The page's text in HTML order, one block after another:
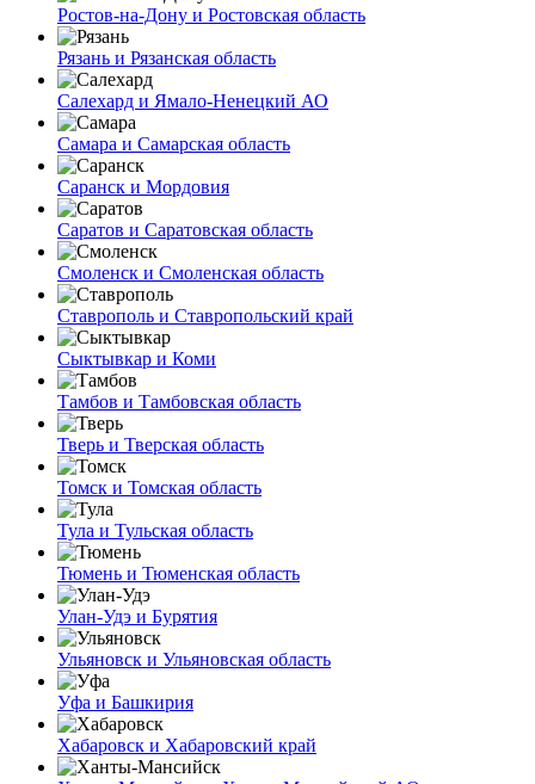
Ростов-на-Дону и Ростовская область
Рязань и Рязанская область
Салехард и Ямало-Ненецкий АО
Самара и Самарская область
Саранск и Мордовия
Саратов и Саратовская область
Смоленск и Смоленская область
Ставрополь и Ставропольский край
Сыктывкар и Коми
Тамбов и Тамбовская область
Тверь и Тверская область
Томск и Томская область
Тула и Тульская область
Тюмень и Тюменская область
Улан-Удэ и Бурятия
Ульяновск и Ульяновская область
Уфа и Башкирия
Хабаровск и Хабаровский край